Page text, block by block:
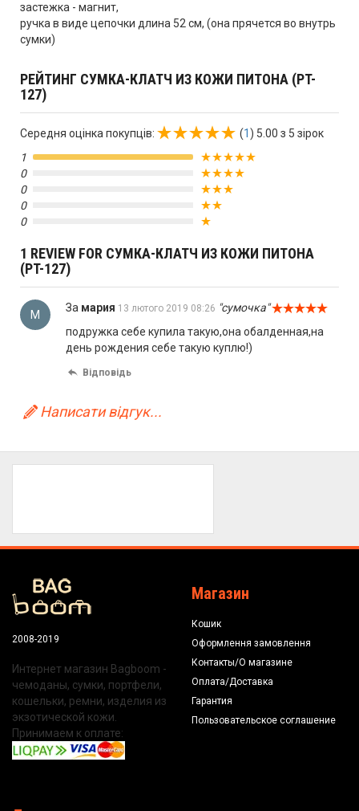
застежка - магнит,
ручка в виде цепочки длина 52 см, (она прячется во внутрь
сумки)
РЕЙТИНГ СУМКА-КЛАТЧ ИЗ КОЖИ ПИТОНА (PT-
127)
Середня оцінка покупців: (1) 5.00 з 5 зірок
1
0
0
0
0
1 REVIEW FOR СУМКА-КЛАТЧ ИЗ КОЖИ ПИТОНА
(PT-127)
М
За мария 13 лютого 2019 08:26 "сумочка"
подружка себе купила такую,она обалденная,на
день рождения себе такую куплю!)
Відповідь
Написати відгук...
2008-2019
Интернет магазин Bagboom -
чемоданы, сумки, портфели,
кошельки, ремни, изделия из
экзотической кожи.
Принимаем к оплате:
Магазин
Кошик
Оформлення замовлення
Контакты/О магазине
Оплата/Доставка
Гарантия
Пользовательское соглашение